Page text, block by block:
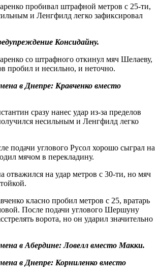
пробивал штрафной метров с 25-ти,
и Ленгфилд легко зафиксировал
Консидайну.
со штрафного откинул мяч Шелаеву,
пробил и несильно, и неточно.
в Днепре: Кравченко вместо
сразу нанес удар из-за пределов
несильным и Ленгфилд легко
подачи углового Русол хорошо сыграл на
мячом в перекладину.
отважился на удар метров с 30-ти, но мяч
класно пробил метров с 25, вратарь
После подачи углового Шершуну
ворота, но он ударил значительно
в Абердине: Ловелл вместо Макки.
в Днепре: Корниленко вместо